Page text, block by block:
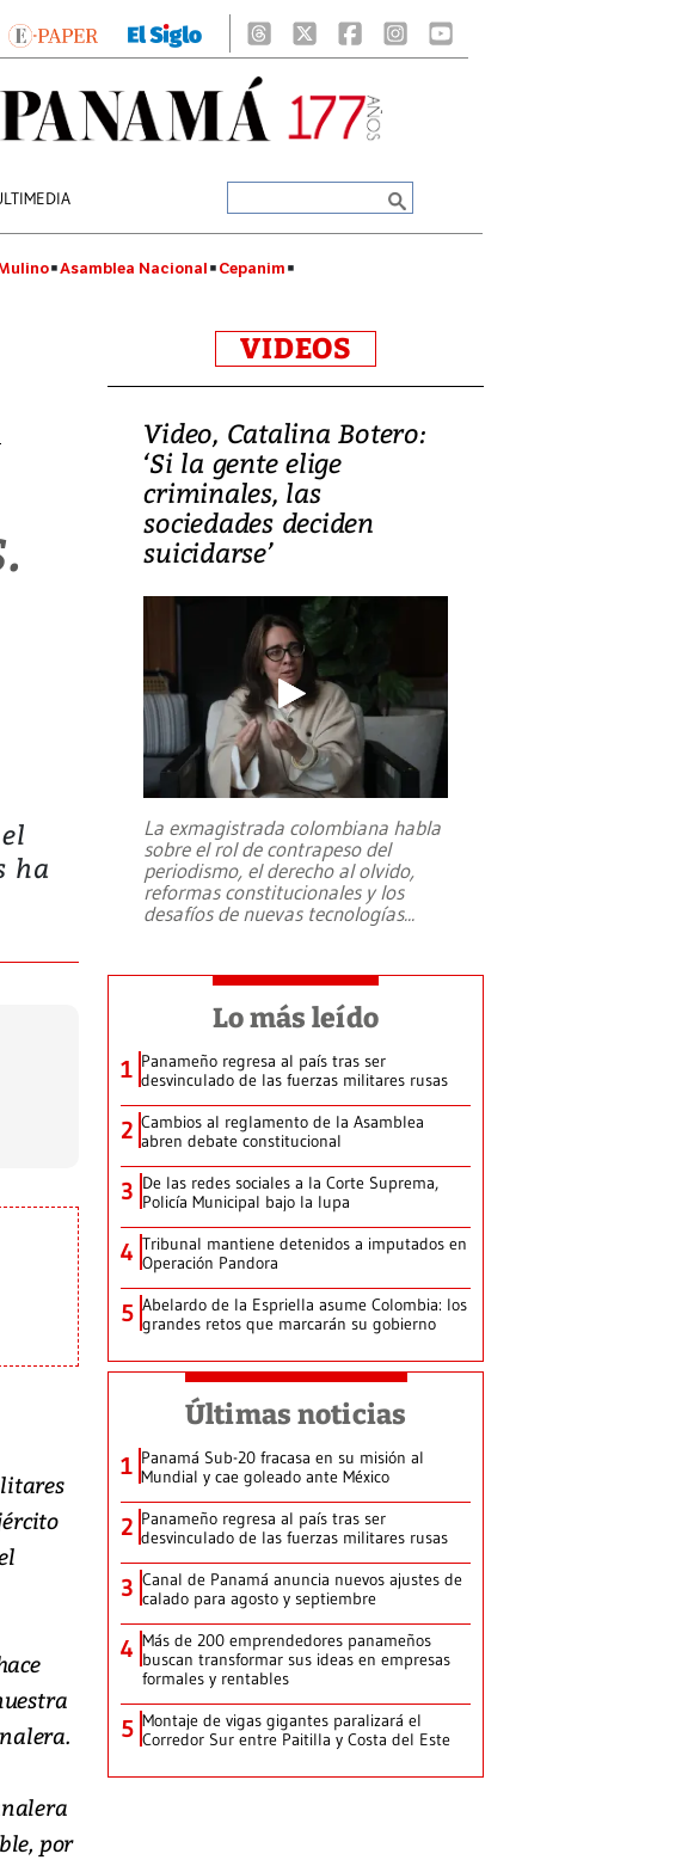
Asamblea Nacional Cepanim
ha
por
VIDEOS
Video, Catalina Botero:
‘Si la gente elige
criminales, las
sociedades deciden
suicidarse’
La exmagistrada colombiana habla
sobre el rol de contrapeso del
periodismo, el derecho al olvido,
reformas constitucionales y los
desafíos de nuevas tecnologías...
Lo más leído
1 Panameño regresa al país tras ser
desvinculado de las fuerzas militares rusas
2 Cambios al reglamento de la Asamblea
abren debate constitucional
3 De las redes sociales a la Corte Suprema,
Policía Municipal bajo la lupa
4 Tribunal mantiene detenidos a imputados en
Operación Pandora
5 Abelardo de la Espriella asume Colombia: los
grandes retos que marcarán su gobierno
Últimas noticias
1 Panamá Sub-20 fracasa en su misión al
Mundial y cae goleado ante México
2 Panameño regresa al país tras ser
desvinculado de las fuerzas militares rusas
3 Canal de Panamá anuncia nuevos ajustes de
calado para agosto y septiembre
4 Más de 200 emprendedores panameños
buscan transformar sus ideas en empresas
formales y rentables
5 Montaje de vigas gigantes paralizará el
Corredor Sur entre Paitilla y Costa del Este